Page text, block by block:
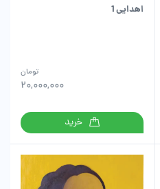
اهدایی 1
20,000,000
تومان
خرید